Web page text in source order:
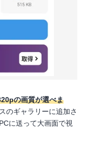
の画質が選べま
のギャラリーに追加さ
に送って大画面で視